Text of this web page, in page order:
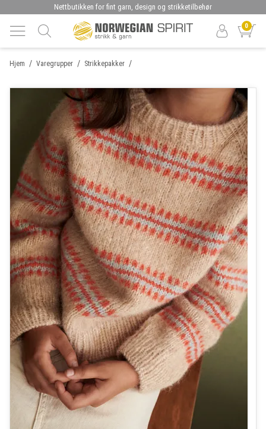
Nettbutikken for fint garn, design og strikketilbehør
0
/
Hjem /
Varegrupper /
Strikkepakker